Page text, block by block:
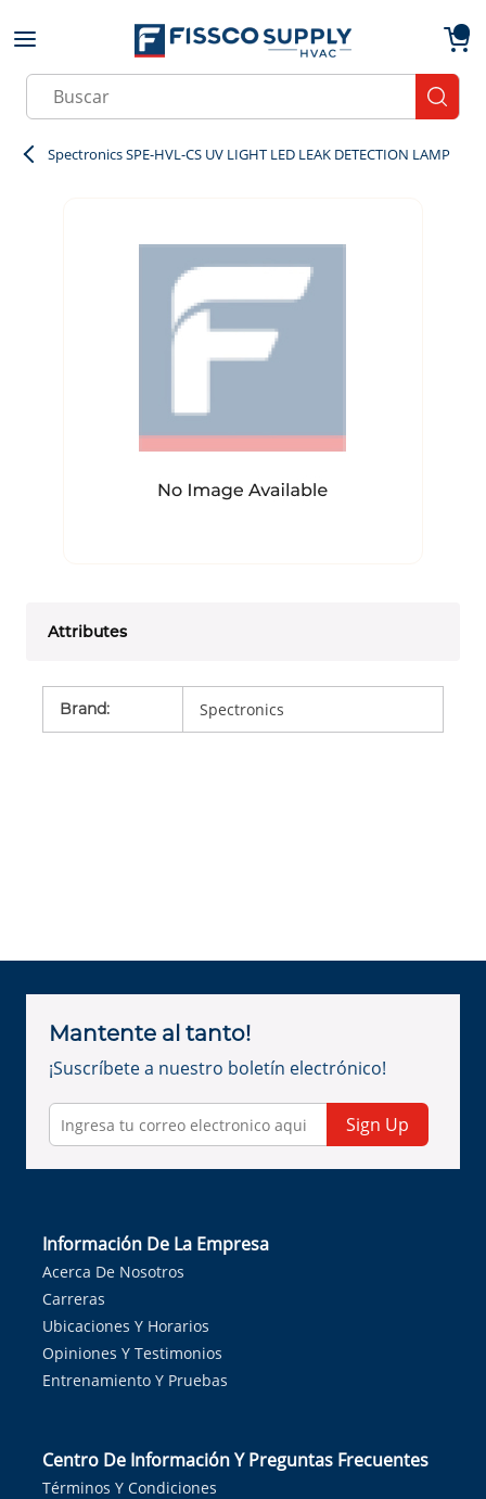
Skip to main content
Site Search
Spectronics SPE-HVL-CS UV LIGHT LED LEAK DETECTION LAMP
Attributes
Brand: Spectronics
Mantente al tanto!
¡Suscríbete a nuestro boletín electrónico!
Sign Up
Información De La Empresa
Acerca De Nosotros
Carreras
Ubicaciones Y Horarios
Opiniones Y Testimonios
Entrenamiento Y Pruebas
Centro De Información Y Preguntas Frecuentes
Términos Y Condiciones